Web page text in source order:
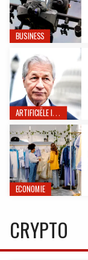
BUSINESS
ARTIFICIËLE INTELLIGENTIE
ECONOMIE
CRYPTO